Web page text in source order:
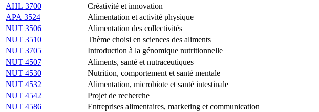
AHL 3700
Créativité et innovation
APA 3524
Alimentation et activité physique
NUT 3506
Alimentation des collectivités
NUT 3510
Thème choisi en sciences des aliments
NUT 3705
Introduction à la génomique nutritionnelle
NUT 4507
Aliments, santé et nutraceutiques
NUT 4530
Nutrition, comportement et santé mentale
NUT 4532
Alimentation, microbiote et santé intestinale
NUT 4542
Projet de recherche
NUT 4586
Entreprises alimentaires, marketing et communication